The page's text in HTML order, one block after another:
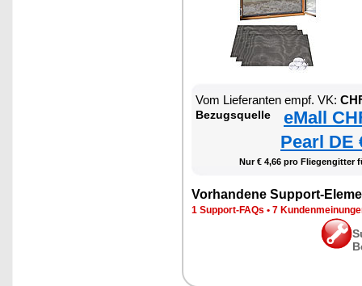
Vom Lieferanten empf. VK:
Bezugsquelle
eMall
Pearl DE
Nur € 4,66 pro Fliegengitter
Vorhandene Support-
1 Support-FAQs • 7